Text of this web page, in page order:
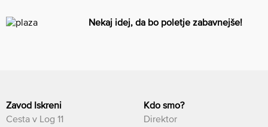
Nekaj idej, da bo poletje zabavnejše!
Zavod Iskreni
Cesta v Log 11
Kdo smo?
Direktor